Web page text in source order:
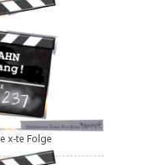
x-te Folge